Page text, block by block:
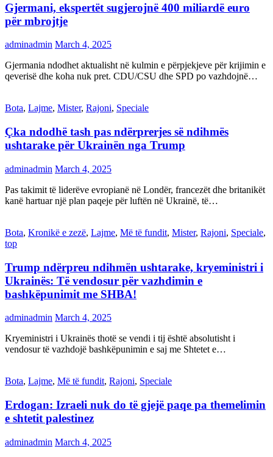
Gjermani, ekspertët sugjerojnë 400 miliardë euro
për mbrojtje
adminadmin March 4, 2025
Gjermania ndodhet aktualisht në kulmin e përpjekjeve për krijimin e
qeverisë dhe koha nuk pret. CDU/CSU dhe SPD po vazhdojnë…
Bota, Lajme, Mister, Rajoni, Speciale
Çka ndodhë tash pas ndërprerjes së ndihmës
ushtarake për Ukrainën nga Trump
adminadmin March 4, 2025
Pas takimit të liderëve evropianë në Londër, francezët dhe britanikët
kanë hartuar një plan paqeje për luftën në Ukrainë, të…
Bota, Kronikë e zezë, Lajme, Më të fundit, Mister, Rajoni, Speciale,
top
Trump ndërpreu ndihmën ushtarake, kryeministri i
Ukrainës: Të vendosur për vazhdimin e
bashkëpunimit me SHBA!
adminadmin March 4, 2025
Kryeministri i Ukrainës thotë se vendi i tij është absolutisht i
vendosur të vazhdojë bashkëpunimin e saj me Shtetet e…
Bota, Lajme, Më të fundit, Rajoni, Speciale
Erdogan: Izraeli nuk do të gjejë paqe pa themelimin
e shtetit palestinez
adminadmin March 4, 2025